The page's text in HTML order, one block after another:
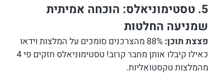
5. טסטימוניאלס: הוכחה אמיתית
שמניעה החלטות
פצצת תוכן:
88% מהצרכנים סומכים על המלצות וידאו
כאילו קיבלו אותן מחבר קרוב! טסטימוניאלס חזקים פי 4
מהמלצות טקסטואליות.